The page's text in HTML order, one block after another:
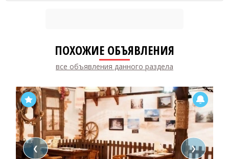
ПОХОЖИЕ ОБЪЯВЛЕНИЯ
все объявления данного раздела
❮ ❯